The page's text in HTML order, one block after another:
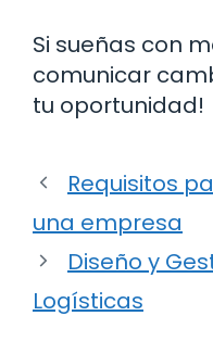
Si sueñas con
comunicar
tu oportunidad!
Requisitos
una empresa
Diseño y
Logísticas